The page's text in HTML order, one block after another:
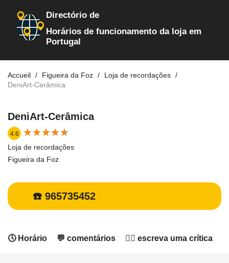
Directório de
Horários de funcionamento da loja em
Portugal
Accueil Figueira da Foz
Loja de recordações
DeniArt-Cerâmica
DeniArt-Cerâmica
4.6 ★★★★★
★★★★★
Loja de recordações
Figueira da Foz
☎️ 965735452
🕓 Horário 💬 comentários ✍🏻 escreva uma crítica